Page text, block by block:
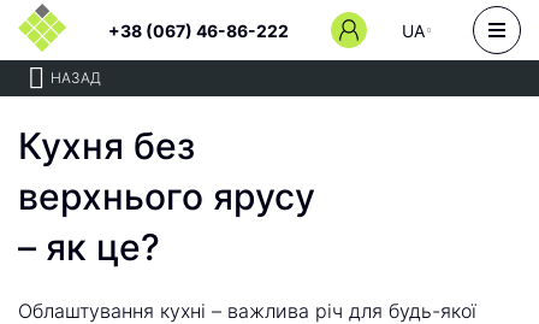
+38 (067) 46-86-222 UA
НАЗАД
Кухня без
верхнього ярусу
– як це?
Облаштування кухні – важлива річ для будь-якої